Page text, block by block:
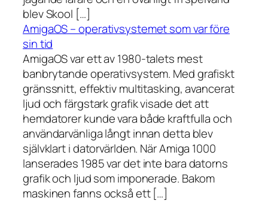
blev Skool […]
AmigaOS – operativsystemet som var före
sin tid
AmigaOS var ett av 1980-talets mest
banbrytande operativsystem. Med grafiskt
gränssnitt, effektiv multitasking, avancerat
ljud och färgstark grafik visade det att
hemdatorer kunde vara både kraftfulla och
användarvänliga långt innan detta blev
självklart i datorvärlden. När Amiga 1000
lanserades 1985 var det inte bara datorns
grafik och ljud som imponerade. Bakom
maskinen fanns också ett […]